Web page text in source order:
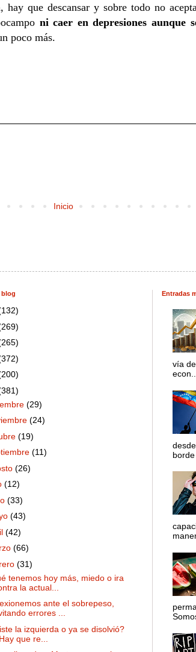
hay que descansar y sobre todo no
ni caer en depresiones aunque
poco más.
Inicio
blog
(29)
(24)
(19)
(11)
(26)
(12)
(33)
(43)
(42)
(66)
(31)
tenemos hoy más, miedo o ira
la actual...
ante el sobrepeso,
errores ...
la izquierda o ya se disolvió?
que re...
Entradas
vía
econ...
borde